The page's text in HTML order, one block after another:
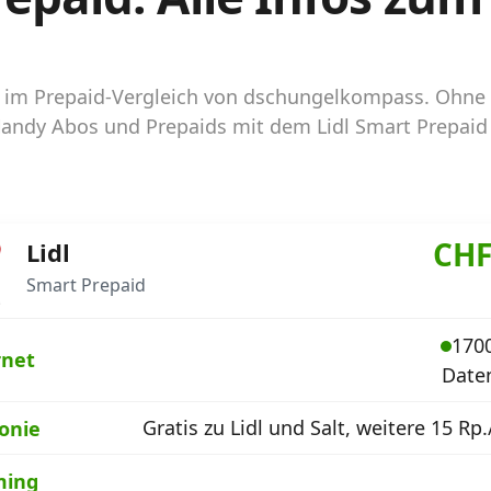
Prepaid-Vergleich von dschungelkompass.
Abos und Prepaids mit dem Lidl Smart Prepaid
Lidl
Smart Prepaid
Gratis zu Lidl und Salt, weitere 15